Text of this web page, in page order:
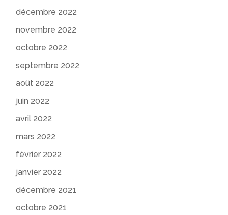
décembre 2022
novembre 2022
octobre 2022
septembre 2022
août 2022
juin 2022
avril 2022
mars 2022
février 2022
janvier 2022
décembre 2021
octobre 2021